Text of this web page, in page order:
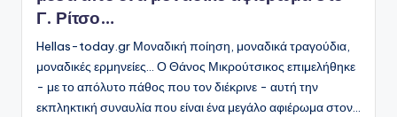
Γ. Ρίτσο…
Hellas-today.gr Μοναδική ποίηση, μοναδικά τραγούδια,
μοναδικές ερμηνείες... Ο Θάνος Μικρούτσικος επιμελήθηκε
- με το απόλυτο πάθος που τον διέκρινε - αυτή την
εκπληκτική συναυλία που είναι ένα μεγάλο αφιέρωμα στον…